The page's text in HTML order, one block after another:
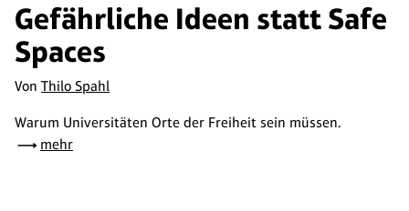
Gefährliche Ideen statt Safe
Spaces
Von Thilo Spahl
Warum Universitäten Orte der Freiheit sein müssen.
mehr